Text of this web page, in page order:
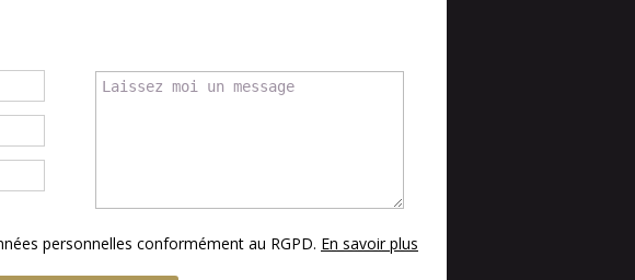
personnelles conformément au RGPD. En savoir plus